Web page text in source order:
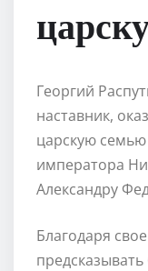
Георгий
наставник,
царскую
императора
Александру
Благодаря